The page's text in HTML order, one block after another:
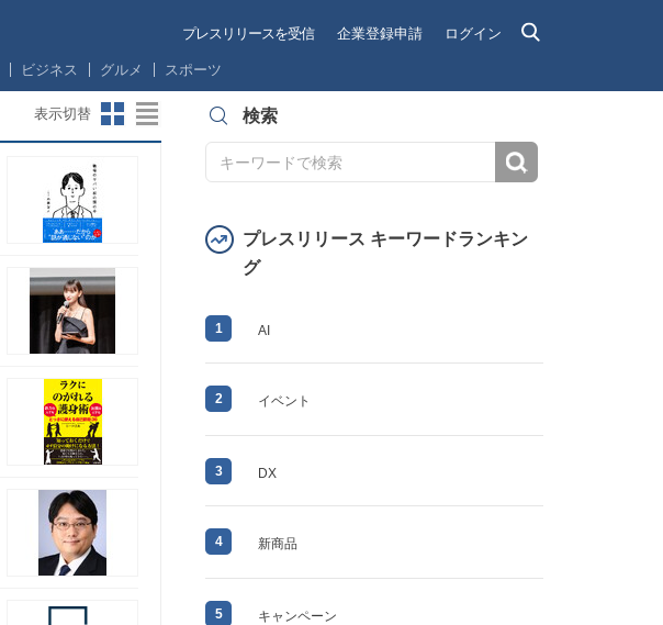
プレスリリースを受信 企業登録申請 ログイン
ビジネス グルメ スポーツ
表示切替 検索
プレスリリース キーワードランキン
グ
1 AI
2 イベント
3 DX
4 新商品
5 キャンペーン